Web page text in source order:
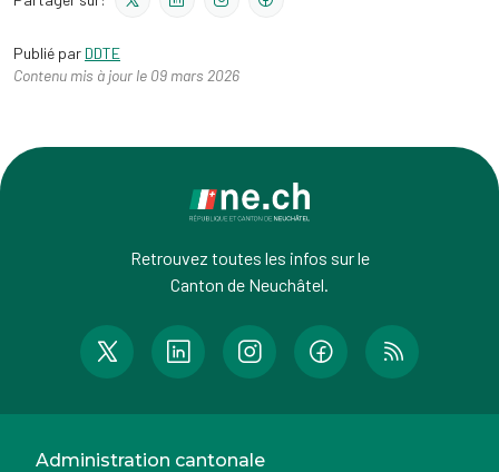
Publié par DDTE
Contenu mis à jour le 09 mars 2026
Retrouvez toutes les infos sur le
Canton de Neuchâtel.
Administration cantonale